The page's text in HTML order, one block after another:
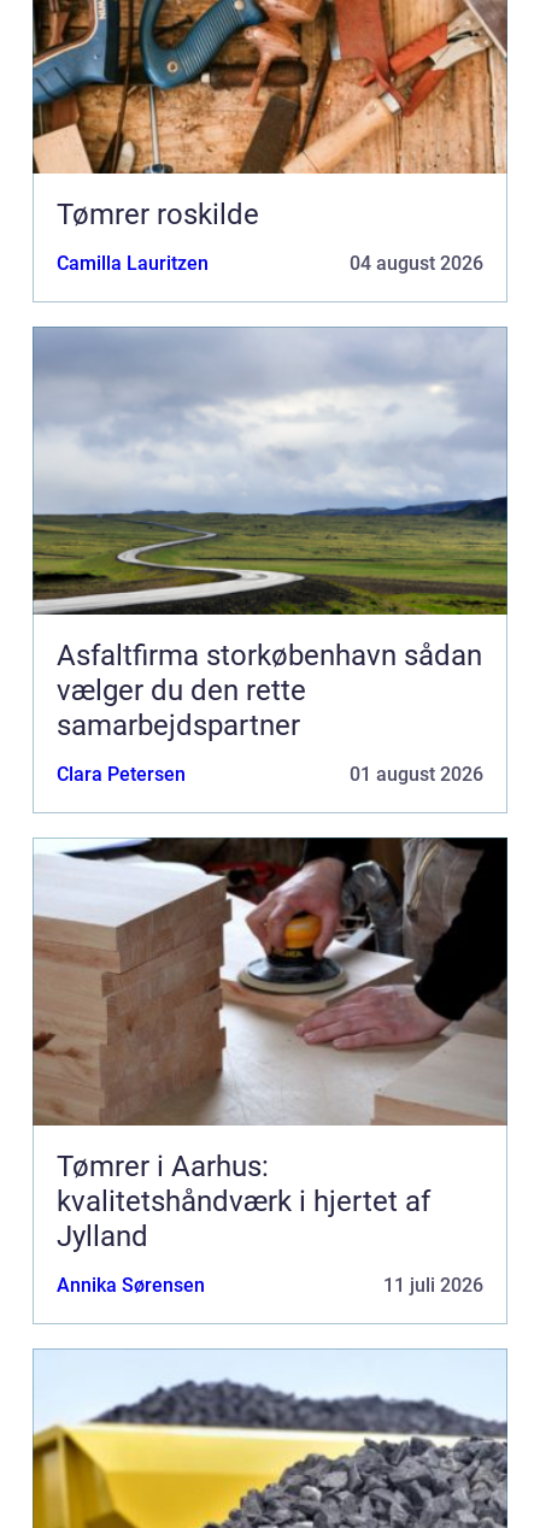
Tømrer roskilde
Camilla Lauritzen 04 august 2026
Asfaltfirma storkøbenhavn sådan
vælger du den rette
samarbejdspartner
Clara Petersen 01 august 2026
Tømrer i Aarhus:
kvalitetshåndværk i hjertet af
Jylland
Annika Sørensen 11 juli 2026